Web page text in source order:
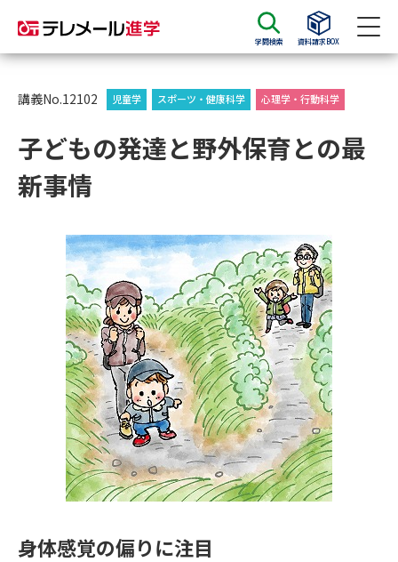
学問検索 資料請求BOX
資料請求 資料検索
大学・短大の資料種類から請求
総合型選抜・学校推薦型選抜 募
集要項＆願書
大学入学共通テスト利用選抜の
募集要項＆願書
過去問題集
大学・短大以外の資料から請求
専門学校の資料請求 大学院の資料請求
留学・進学関連、塾・予備校
大学入学共通テスト「受験案
内」の請求
大学入学共通テスト「受験上の
配慮案内」の請求
高等学校卒業程度認定試験
幼稚園教員資格認定試験
講義No.12102 児童学 スポーツ・健康科学 心理学・行動科学
子どもの発達と野外保育との最
新事情
身体感覚の偏りに注目